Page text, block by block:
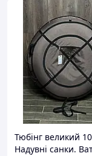
Тюбінг великий
Надувні санки.